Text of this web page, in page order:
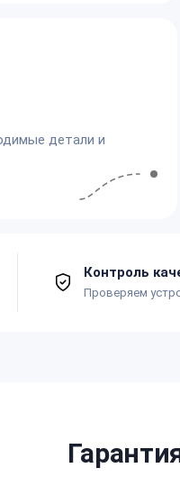
детали и
Контроль
Проверяем